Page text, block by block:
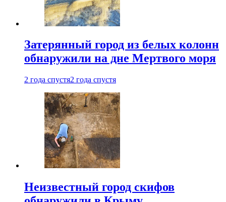
Затерянный город из белых колонн
обнаружили на дне Мертвого моря
2 года спустя2 года спустя
Неизвестный город скифов